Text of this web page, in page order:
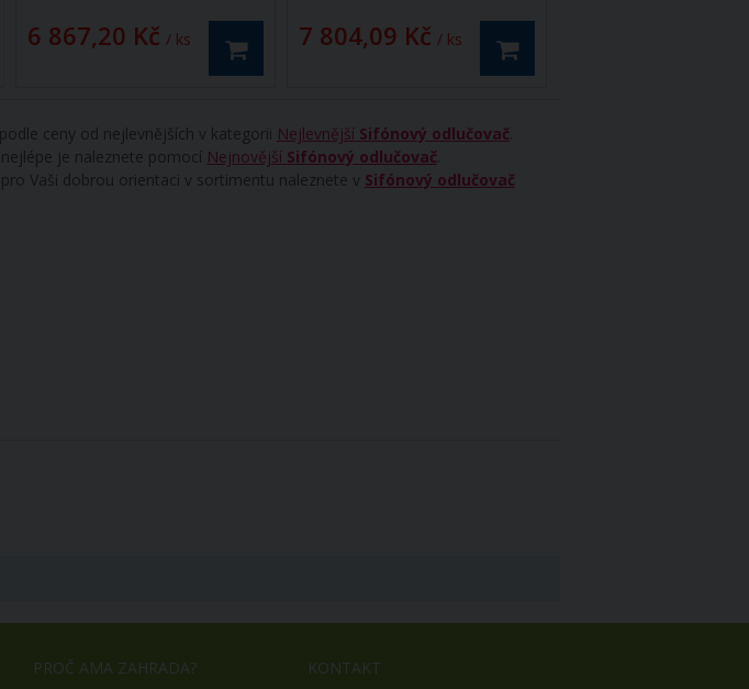
6 867,20 Kč / ks 7 804,09 Kč / ks
ceny od nejlevnějších v kategorii Nejlevnější Sifónový odlučovač
je naleznete pomocí Nejnovější Sifónový odlučovač
Vaši dobrou orientaci v sortimentu naleznete v Sifónový odlučovač
PROČ AMA ZAHRADA? KONTAKT